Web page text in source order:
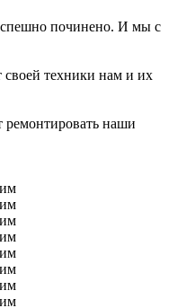
починено. И мы с
техники нам и их
ремонтировать наши